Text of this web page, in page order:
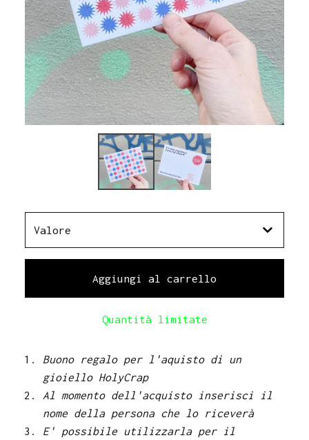
Aggiungi al carrello
Quantità limitate
Buono regalo per l'aquisto di un
gioiello HolyCrap
Al momento dell'acquisto inserisci il
nome della persona che lo riceverà
E' possibile utilizzarla per il